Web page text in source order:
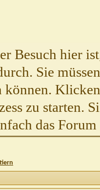
Besuch hier
Sie
können.
zu starten.
das